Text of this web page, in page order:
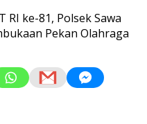
RI ke-81, Polsek Sawa
Pekan Olahraga